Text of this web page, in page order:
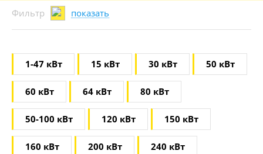
Фильтр показать
1-47 кВт 15 кВт 30 кВт 50 кВт
60 кВт 64 кВт 80 кВт
50-100 кВт 120 кВт 150 кВт
160 кВт 200 кВт 240 кВт